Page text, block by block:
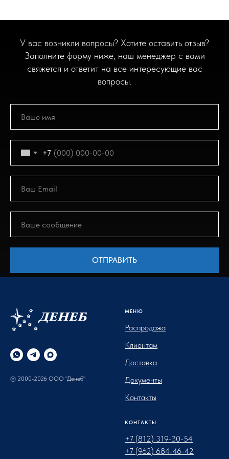
У вас возникли вопросы? Хотите оставить отзыв?
Заполните форму ниже, наш менеджер с вами
свяжется и ответит на все интересующие вас
вопросы.
+7
ОТПРАВИТЬ
© 2000-2026 ООО "Денеб"
МЕНЮ
Распродажа
Клиентам
Доставка
Документы
Контакты
КОНТАКТЫ
+7 (812) 319-30-54
+7 (962) 684-46-42